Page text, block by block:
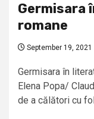
Germisara
romane
September 19, 2021
Germisara în
Elena Popa/
de a călători cu